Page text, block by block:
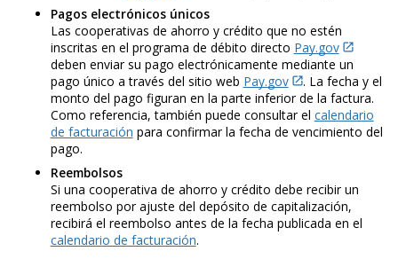
Pagos electrónicos únicos
Las cooperativas de ahorro y crédito que no estén
inscritas en el programa de débito directo Pay.gov
deben enviar su pago electrónicamente mediante un
pago único a través del sitio web Pay.gov
. La fecha y el
monto del pago figuran en la parte inferior de la factura.
Como referencia, también puede consultar el calendario
de facturación para confirmar la fecha de vencimiento del
pago.
Reembolsos
Si una cooperativa de ahorro y crédito debe recibir un
reembolso por ajuste del depósito de capitalización,
recibirá el reembolso antes de la fecha publicada en el
calendario de facturación.